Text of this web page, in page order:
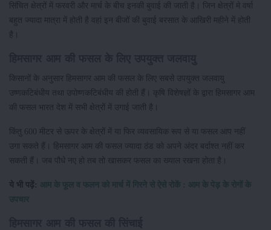
सिंचित क्षेत्रों में फरवरी और मार्च के बीच इनकी बुवाई की जाती है। जिन क्षेत्रों मे वर्षा
बहुत ज्यादा मात्रा में होती है वहां इन बीजों की बुवाई बरसात के आखिरी महीने में होती
है।
किसानों के अनुसार हिमसागर आम की फसल के लिए सबसे उपयुक्त जलवायु
उष्णकटिबंधीय तथा उपोष्णकटिबंधीय की होती हैं। कृषि विशेषज्ञों के द्वारा हिमसागर आम
की फसल भारत देश में सभी क्षेत्रों में उगाई जाती है।
किंतु 600 मीटर से ऊपर के क्षेत्रों में या फिर व्यवसायिक रूप से या फसल आप नहीं
उगा सकते हैं। हिमसागर आम की फसल ज्यादा ठंड को अपने अंदर बर्दाश्त नहीं कर
सकती हैं। जब पौधे नए हो तब तो खासकर फसल का ख्याल रखना होता है।
ये भी पढ़ें: आम के फूल व फलन को मार्च में गिरने से ऐसे रोकें : आम के पेड़ के रोगों के
उपचार